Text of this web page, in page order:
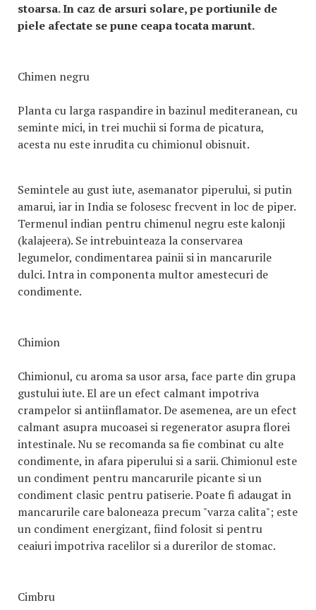
stoarsa. In caz de arsuri solare, pe portiunile de
piele afectate se pune ceapa tocata marunt.
Chimen negru
Planta cu larga raspandire in bazinul mediteranean, cu
seminte mici, in trei muchii si forma de picatura,
acesta nu este inrudita cu chimionul obisnuit.
Semintele au gust iute, asemanator piperului, si putin
amarui, iar in India se folosesc frecvent in loc de piper.
Termenul indian pentru chimenul negru este kalonji
(kalajeera). Se intrebuinteaza la conservarea
legumelor, condimentarea painii si in mancarurile
dulci. Intra in componenta multor amestecuri de
condimente.
Chimion
Chimionul, cu aroma sa usor arsa, face parte din grupa
gustului iute. El are un efect calmant impotriva
crampelor si antiinflamator. De asemenea, are un efect
calmant asupra mucoasei si regenerator asupra florei
intestinale. Nu se recomanda sa fie combinat cu alte
condimente, in afara piperului si a sarii. Chimionul este
un condiment pentru mancarurile picante si un
condiment clasic pentru patiserie. Poate fi adaugat in
mancarurile care baloneaza precum "varza calita"; este
un condiment energizant, fiind folosit si pentru
ceaiuri impotriva racelilor si a durerilor de stomac.
Cimbru